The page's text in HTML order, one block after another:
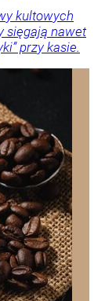
kultowych
sięgają nawet
przy kasie.